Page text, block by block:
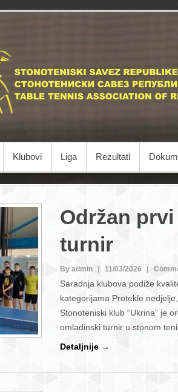
Klubovi Liga Rezultati
Održan
turnir
By admin 11/03/2026
Saradnja klubova podiže
kategorijama Protekle
Stonoteniski klub “Ukrina” je
omladinski turnir u stonom
Detaljnije →